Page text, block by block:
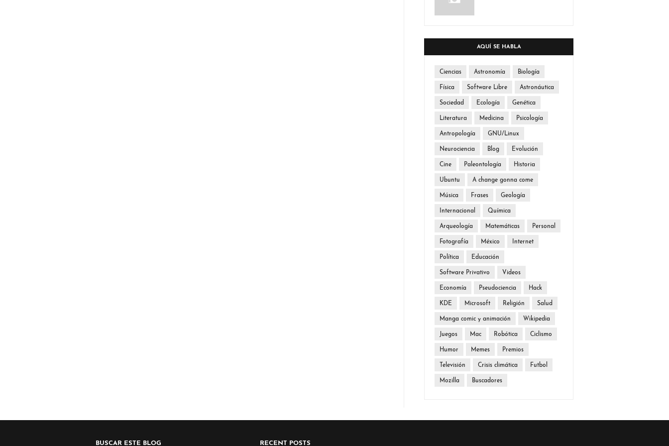
AQUÍ SE HABLA
Ciencias Astronomía Biología
Física Software Libre Astronáutica
Sociedad Ecología Genética
Literatura Medicina Psicología
Antropología GNU/Linux
Neurociencia Blog Evolución
Cine Paleontología Historia
Ubuntu A change gonna come
Música Frases Geología
Internacional Química
Arqueología Matemáticas Personal
Fotografía México Internet
Política Educación
Software Privativo Videos
Economía Pseudociencia Hack
KDE Microsoft Religión Salud
Manga comic y animación Wikipedia
Juegos Mac Robótica Ciclismo
Humor Memes Premios
Televisión Crisis climática Futbol
Mozilla Buscadores
BUSCAR ESTE BLOG RECENT POSTS